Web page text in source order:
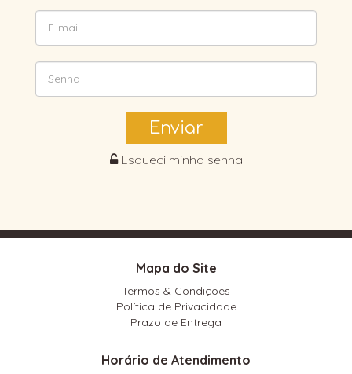
Enviar
Esqueci minha senha
Mapa do Site
Termos & Condições
Política de Privacidade
Prazo de Entrega
Horário de Atendimento